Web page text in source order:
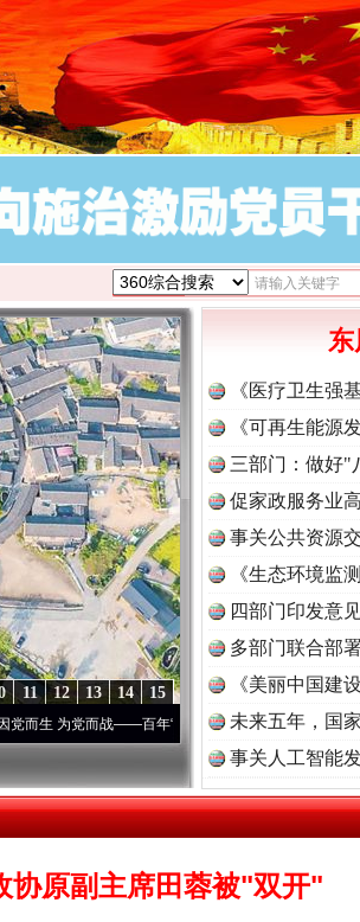
15
14
13
12
11
党而战——百年“纪”事⑧加强纪律..·[视频]牢记初心使命
《医疗卫生强
《可再生能源
三部门：做好"
促家政服务业
事关公共资源
《生态环境监
读
四部门印发意
多部门联合部
《美丽中国建
未来五年，国
事关人工智能
协原副主席田蓉被"双开"